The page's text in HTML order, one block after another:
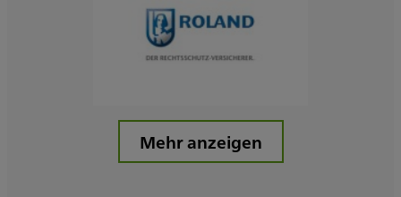
Mehr anzeigen